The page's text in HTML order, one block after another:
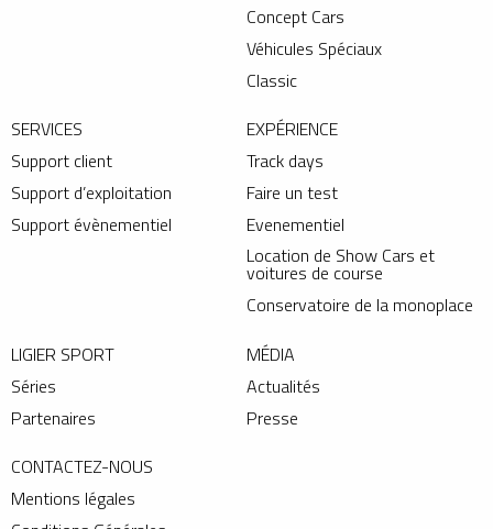
Concept Cars
Véhicules Spéciaux
Classic
SERVICES
Support client
Support d’exploitation
Support évènementiel
EXPÉRIENCE
Track days
Faire un test
Evenementiel
Location de Show Cars et
voitures de course
Conservatoire de la monoplace
LIGIER SPORT
Séries
Partenaires
MÉDIA
Actualités
Presse
CONTACTEZ-NOUS
Mentions légales